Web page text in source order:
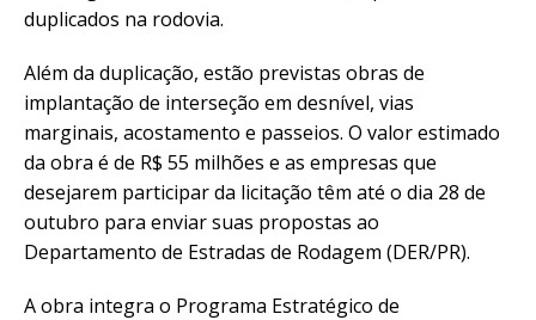
duplicados na rodovia.
Além da duplicação, estão previstas obras de
implantação de interseção em desnível, vias
marginais, acostamento e passeios. O valor estimado
da obra é de R$ 55 milhões e as empresas que
desejarem participar da licitação têm até o dia 28 de
outubro para enviar suas propostas ao
Departamento de Estradas de Rodagem (DER/PR).
A obra integra o Programa Estratégico de